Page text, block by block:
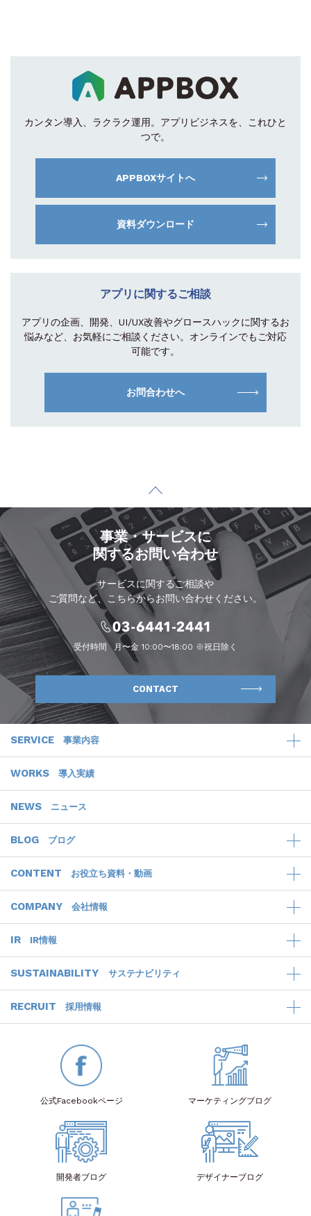
カンタン導入、ラクラク運用。 アプリビジネスを、これひと
つで。
APPBOXサイトへ
資料ダウンロード
アプリに関するご相談
アプリの企画、開発、UI/UX改善やグロースハックに関するお
悩みなど、お気軽にご相談 ください。オンラインでもご対応
可能です。
お問合わせへ
事業・サービスに
関するお問い合わせ
サービスに関するご相談や
ご質問など、こちらからお問い合わせください。
受付時間 月〜金 10:00〜18:00 ※祝日除く
CONTACT
SERVICE 事業内容
WORKS 導入実績
NEWS ニュース
BLOG ブログ
CONTENT お役立ち資料・動画
COMPANY 会社情報
IR IR情報
SUSTAINABILITY サステナビリティ
RECRUIT 採用情報
公式Facebookページ マーケティングブログ
開発者ブログ デザイナーブログ